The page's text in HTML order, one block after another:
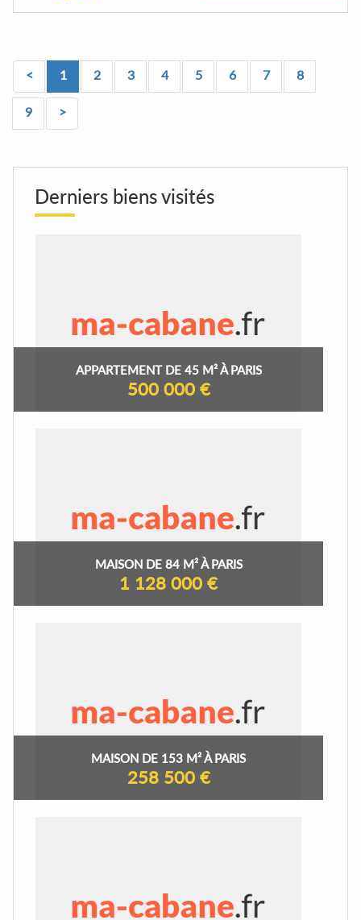
< 1 2 3 4 5 6 7 8
9 >
Derniers biens visités
APPARTEMENT DE 45 M² À PARIS
500 000 €
MAISON DE 84 M² À PARIS
1 128 000 €
MAISON DE 153 M² À PARIS
258 500 €